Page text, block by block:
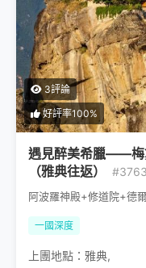
3評論
好評率100%
遇見醉美希臘——梅
（雅典往返）
#3763
阿波羅神殿+修道院+德
一國深度
上團地點： 雅典,